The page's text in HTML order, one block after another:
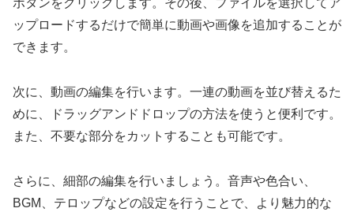
ボタンをクリックします。その後、ファイルを選択してア
ップロードするだけで簡単に動画や画像を追加することが
できます。
次に、動画の編集を行います。一連の動画を並び替えるた
めに、ドラッグアンドドロップの方法を使うと便利です。
また、不要な部分をカットすることも可能です。
さらに、細部の編集を行いましょう。音声や色合い、
BGM、テロップなどの設定を行うことで、より魅力的な